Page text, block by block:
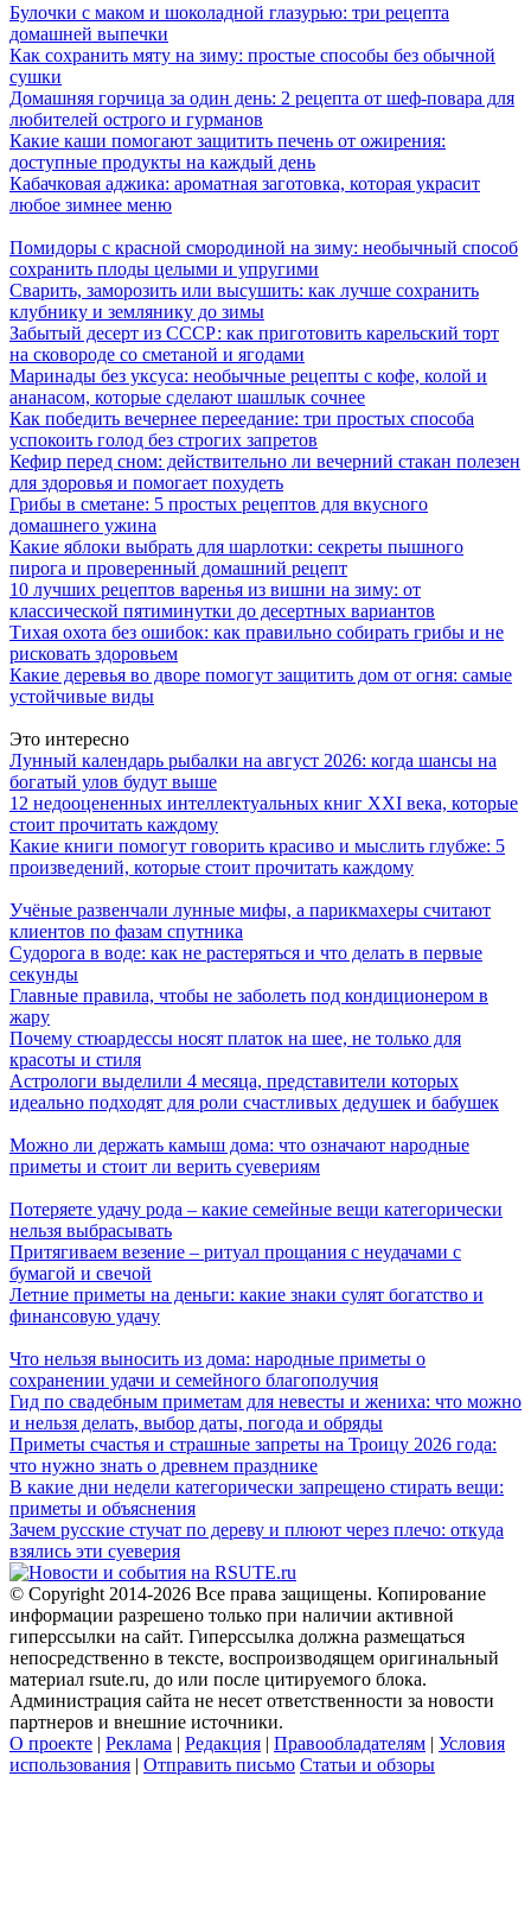
Булочки с маком и шоколадной глазурью: три рецепта
домашней выпечки
Как сохранить мяту на зиму: простые способы без обычной
сушки
Домашняя горчица за один день: 2 рецепта от шеф-повара для
любителей острого и гурманов
Какие каши помогают защитить печень от ожирения:
доступные продукты на каждый день
Кабачковая аджика: ароматная заготовка, которая украсит
любое зимнее меню
Помидоры с красной смородиной на зиму: необычный способ
сохранить плоды целыми и упругими
Сварить, заморозить или высушить: как лучше сохранить
клубнику и землянику до зимы
Забытый десерт из СССР: как приготовить карельский торт
на сковороде со сметаной и ягодами
Маринады без уксуса: необычные рецепты с кофе, колой и
ананасом, которые сделают шашлык сочнее
Как победить вечернее переедание: три простых способа
успокоить голод без строгих запретов
Кефир перед сном: действительно ли вечерний стакан полезен
для здоровья и помогает похудеть
Грибы в сметане: 5 простых рецептов для вкусного
домашнего ужина
Какие яблоки выбрать для шарлотки: секреты пышного
пирога и проверенный домашний рецепт
10 лучших рецептов варенья из вишни на зиму: от
классической пятиминутки до десертных вариантов
Тихая охота без ошибок: как правильно собирать грибы и не
рисковать здоровьем
Какие деревья во дворе помогут защитить дом от огня: самые
устойчивые виды
Это интересно
Лунный календарь рыбалки на август 2026: когда шансы на
богатый улов будут выше
12 недооцененных интеллектуальных книг XXI века, которые
стоит прочитать каждому
Какие книги помогут говорить красиво и мыслить глубже: 5
произведений, которые стоит прочитать каждому
Учёные развенчали лунные мифы, а парикмахеры считают
клиентов по фазам спутника
Судорога в воде: как не растеряться и что делать в первые
секунды
Главные правила, чтобы не заболеть под кондиционером в
жару
Почему стюардессы носят платок на шее, не только для
красоты и стиля
Астрологи выделили 4 месяца, представители которых
идеально подходят для роли счастливых дедушек и бабушек
Можно ли держать камыш дома: что означают народные
приметы и стоит ли верить суевериям
Потеряете удачу рода – какие семейные вещи категорически
нельзя выбрасывать
Притягиваем везение – ритуал прощания с неудачами с
бумагой и свечой
Летние приметы на деньги: какие знаки сулят богатство и
финансовую удачу
Что нельзя выносить из дома: народные приметы о
сохранении удачи и семейного благополучия
Гид по свадебным приметам для невесты и жениха: что можно
и нельзя делать, выбор даты, погода и обряды
Приметы счастья и страшные запреты на Троицу 2026 года:
что нужно знать о древнем празднике
В какие дни недели категорически запрещено стирать вещи:
приметы и объяснения
Зачем русские стучат по дереву и плюют через плечо: откуда
взялись эти суеверия
© Copyright 2014-2026 Все права защищены. Копирование
информации разрешено только при наличии активной
гиперссылки на сайт. Гиперссылка должна размещаться
непосредственно в тексте, воспроизводящем оригинальный
материал rsute.ru, до или после цитируемого блока.
Администрация сайта не несет ответственности за новости
партнеров и внешние источники.
О проекте | Реклама | Редакция | Правообладателям | Условия
использования | Отправить письмо Статьи и обзоры